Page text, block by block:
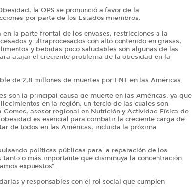
la OPS se pronunció a favor de la
por parte de los Estados miembros.
la parte frontal de los envases, restricciones a la
y ultraprocesados con alto contenido en grasas,
y bebidas poco saludables son algunas de las
atajar el creciente problema de la obesidad en la
de 2,8 millones de muertes por ENT en las Américas.
son la principal causa de muerte en las Américas, ya que
en la región, un tercio de las cuales son
asesor regional en Nutrición y Actividad Física de
es esencial para combatir la creciente carga de
de todos en las Américas, incluida la próxima
políticas públicas para la reparación de los
o más importante que disminuya la concentración
expuestos".
y responsables con el rol social que cumplen